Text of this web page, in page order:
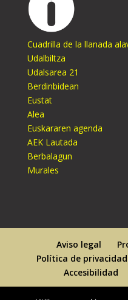
Cuadrilla de la llanada
Udalbiltza
Udalsarea 21
Berdinbidean
Eustat
Alea
Euskararen agenda
AEK Lautada
Berbalagun
Murales
Aviso legal
Política de privacidad
Accesibilidad